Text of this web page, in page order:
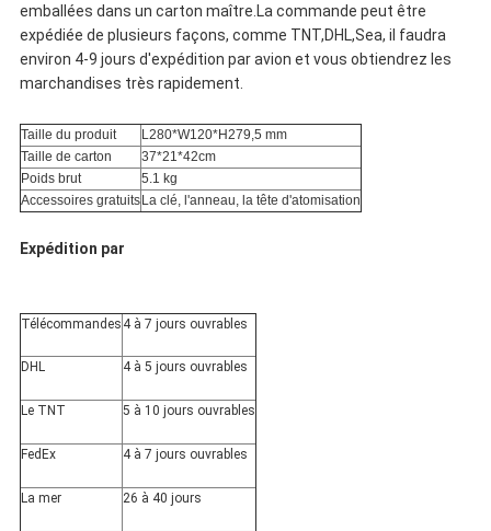
emballées dans un carton maître.La commande peut être
expédiée de plusieurs façons, comme TNT,DHL,Sea, il faudra
environ 4-9 jours d'expédition par avion et vous obtiendrez les
marchandises très rapidement.
Taille du produit
L280*W120*H279,5 mm
Taille de carton
37*21*42cm
Poids brut
5.1 kg
Accessoires gratuits La clé, l'anneau, la tête d'atomisation
Expédition par
Télécommandes 4 à 7 jours ouvrables
DHL 4 à 5 jours ouvrables
Le TNT 5 à 10 jours ouvrables
FedEx 4 à 7 jours ouvrables
La mer 26 à 40 jours